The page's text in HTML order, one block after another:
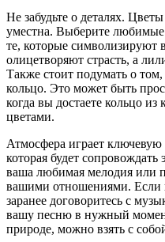
Не забудьте о деталях.
уместна. Выберите
те, которые
олицетворяют страсть, а
Также стоит подумать о
кольцо. Это может быть
когда вы достаете кольцо
цветами.
Атмосфера играет
которая будет
ваша любимая мелодия или
вашими отношениями. Если
заранее договоритесь с
вашу песню в нужный
природе, можно взять с